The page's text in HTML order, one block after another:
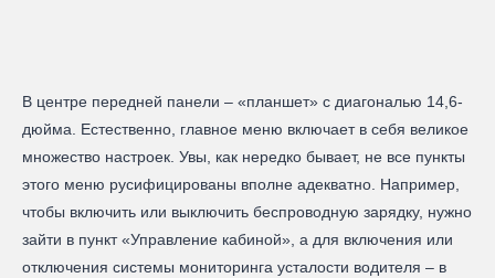
В центре передней панели – «планшет» с диагональю 14,6-
дюйма. Естественно, главное меню включает в себя великое
множество настроек. Увы, как нередко бывает, не все пункты
этого меню русифицированы вполне адекватно. Например,
чтобы включить или выключить беспроводную зарядку, нужно
зайти в пункт «Управление кабиной», а для включения или
отключения системы мониторинга усталости водителя – в